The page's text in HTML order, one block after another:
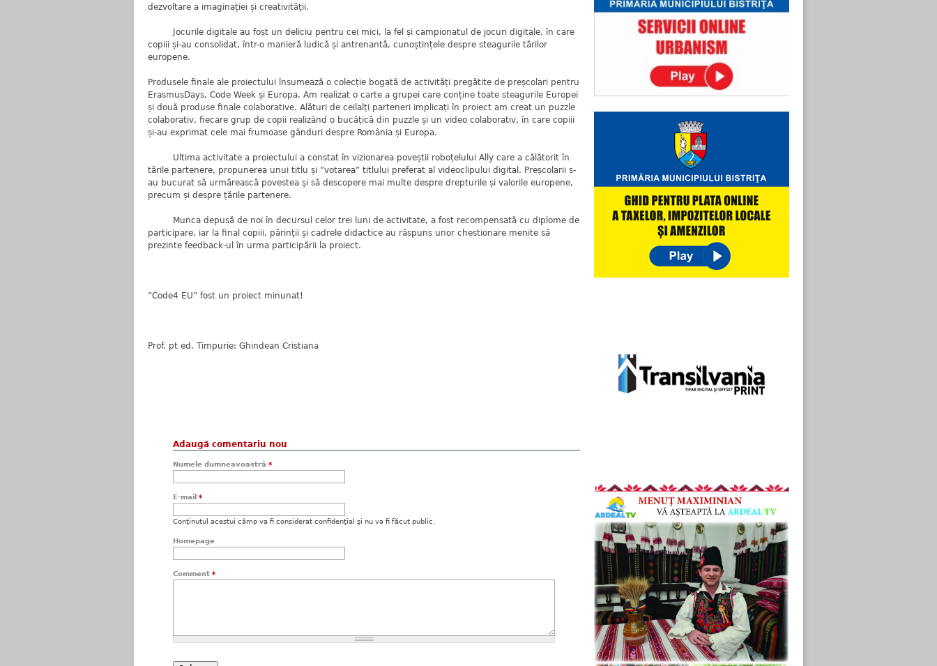
dezvoltare a imaginației și creativității.
Jocurile digitale au fost un deliciu pentru cei mici, la fel și campionatul de jocuri digitale, în care
copiii și-au consolidat, într-o manieră ludică și antrenantă, cunoștințele despre steagurile tărilor
europene.
Produsele finale ale proiectului însumează o colecție bogată de activități pregătite de preșcolari pentru
ErasmusDays, Code Week și Europa. Am realizat o carte a grupei care conține toate steagurile Europei
și două produse finale colaborative. Alături de ceilalți parteneri implicați în proiect am creat un puzzle
colaborativ, fiecare grup de copii realizând o bucățică din puzzle și un video colaborativ, în care copiii
și-au exprimat cele mai frumoase gânduri despre România și Europa.
Ultima activitate a proiectului a constat în vizionarea poveștii roboțelului Ally care a călătorit în
tările partenere, propunerea unui titlu și ”votarea” titlului preferat al videoclipului digital. Preșcolarii s-
au bucurat să urmărească povestea și să descopere mai multe despre drepturile și valorile europene,
precum și despre țările partenere.
Munca depusă de noi în decursul celor trei luni de activitate, a fost recompensată cu diplome de
participare, iar la final copiii, părinții și cadrele didactice au răspuns unor chestionare menite să
prezinte feedback-ul în urma participării la proiect.
”Code4 EU” fost un proiect minunat!
Prof. pt ed. Timpurie: Ghindean Cristiana
Adaugă comentariu nou
Numele dumneavoastră *
E-mail *
Conţinutul acestui câmp va fi considerat confidenţial şi nu va fi făcut public.
Homepage
Comment *